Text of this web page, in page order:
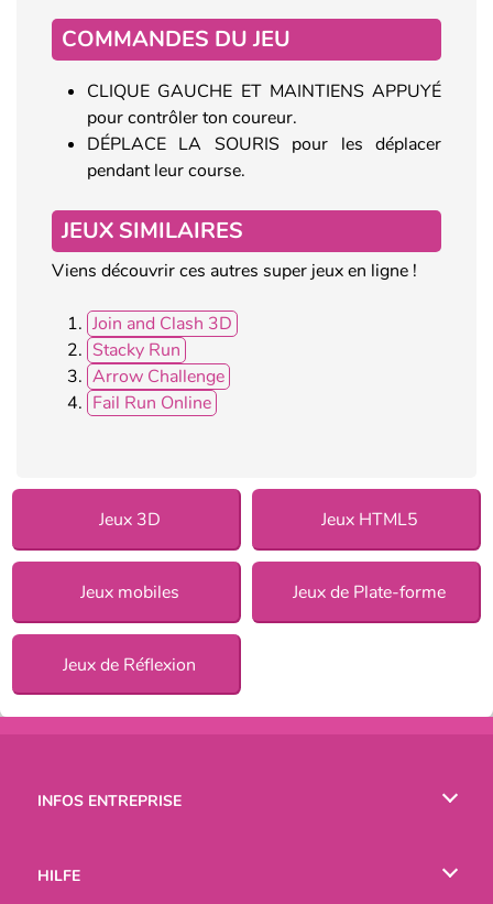
COMMANDES DU JEU
CLIQUE GAUCHE ET MAINTIENS APPUYÉ
pour contrôler ton coureur.
DÉPLACE LA SOURIS pour les déplacer
pendant leur course.
JEUX SIMILAIRES
Viens découvrir ces autres super jeux en ligne !
Join and Clash 3D
Stacky Run
Arrow Challenge
Fail Run Online
Jeux 3D Jeux HTML5
Jeux mobiles Jeux de Plate-forme
Jeux de Réflexion
INFOS ENTREPRISE
HILFE